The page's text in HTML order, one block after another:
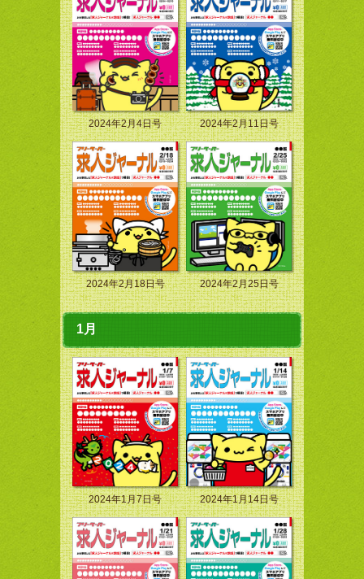
2024年2月4日号 2024年2月11日号
2024年2月18日号 2024年2月25日号
1月
2024年1月7日号 2024年1月14日号